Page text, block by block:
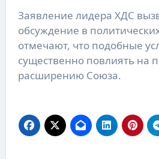
Заявление лидера ХДС
обсуждение в
отмечают, что подобные
существенно повлиять на
расширению Союза.